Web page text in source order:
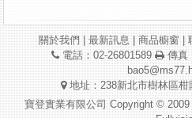
關於我們|最新訊息|商品櫥窗|
電話：02-26801589
傳真
地址：238新北市樹林區柑
寶登實業有限公司 Copyright ©